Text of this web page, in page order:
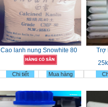
Cao lanh nung Snowhite 80
Chi tiết Mua hàng
Trợ